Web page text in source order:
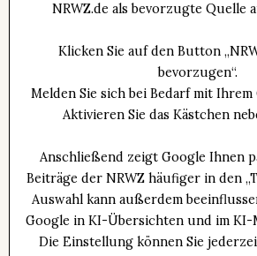
NRWZ.de als bevorzugte Quelle
Klicken Sie auf den Button
bevorzugen“.
Melden Sie sich bei Bedarf mit
Aktivieren Sie das Kästchen
Anschließend zeigt Google Ihnen
Beiträge der NRWZ häufiger in den
Auswahl kann außerdem
Google in KI-Übersichten und im KI-
Die Einstellung können Sie